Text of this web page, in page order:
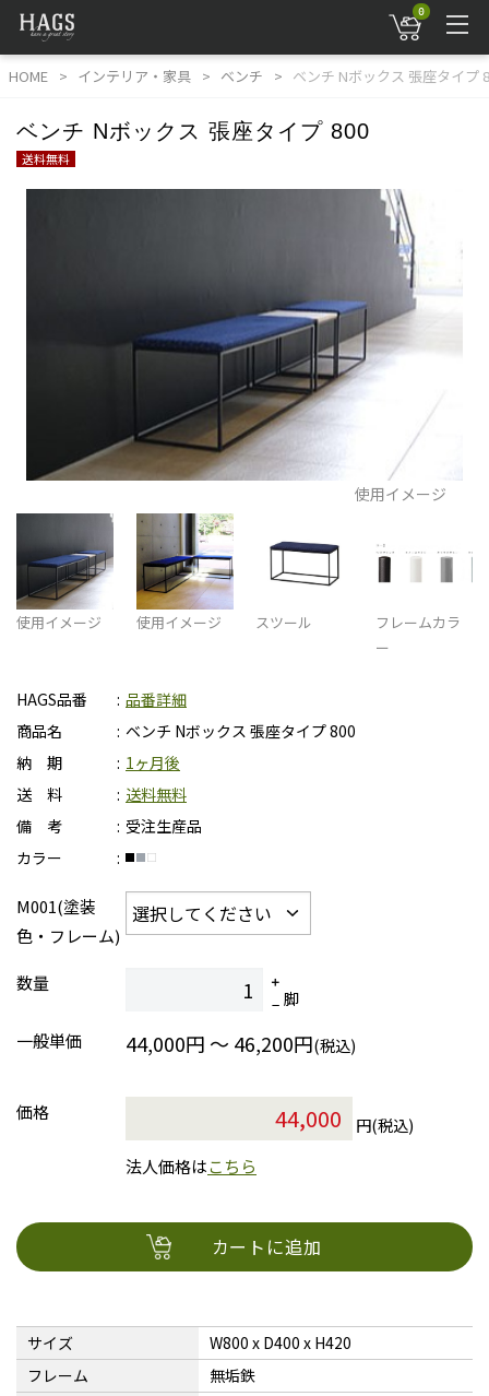
0
HOME インテリア・家具 ベンチ ベンチ Nボックス 張座タイプ
ベンチ Nボックス 張座タイプ 800
送料無料
使用イメージ
使用イメージ 使用イメージ スツール
フレームカラ
ー
HAGS品番
品番詳細
商品名
ベンチ Nボックス 張座タイプ 800
納 期
1ヶ月後
送 料
送料無料
備 考
受注生産品
カラー
M001(塗装
色・フレーム)
数量
脚
一般単価
44,000円 ～ 46,200円(税込)
価格
円(税込)
法人価格はこちら
カートに追加
サイズ
W800 x D400 x H420
フレーム
無垢鉄